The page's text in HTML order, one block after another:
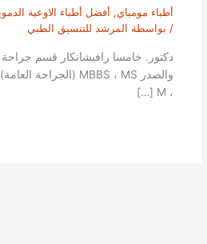
أطباء مومباي, أفضل أطباء الاوعية
/ بواسطة المرشد للتنسيق الطبي
دكتور. خامسا رافيشانكار قسم جراحة
، M […]